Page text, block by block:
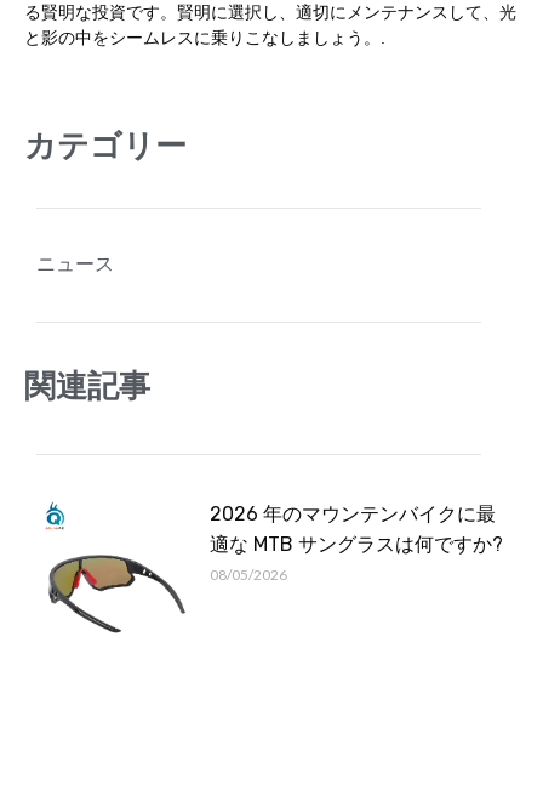
る賢明な投資です。賢明に選択し、適切にメンテナンスして、光
と影の中をシームレスに乗りこなしましょう。.
カテゴリー
ニュース
関連記事
2026 年のマウンテンバイクに最
適な MTB サングラスは何ですか?
08/05/2026